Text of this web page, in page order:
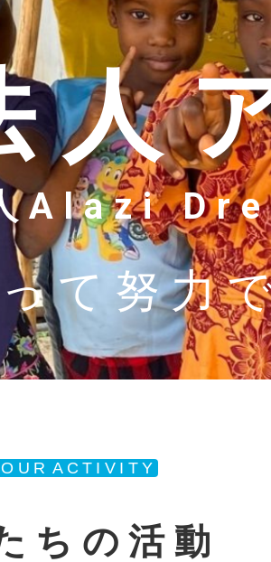
人
人Alazi
て努力
O U R A C T I V I T Y
ち の 活 動